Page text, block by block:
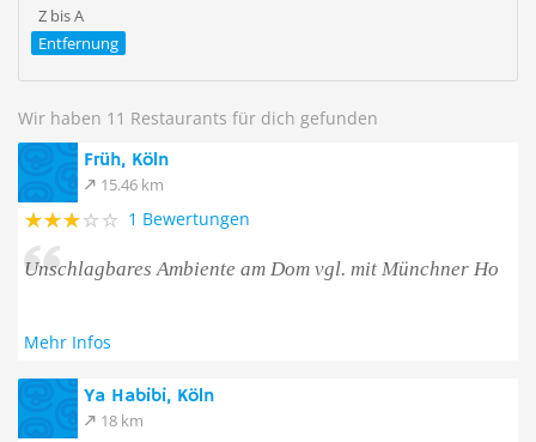
Z bis A
Entfernung
Wir haben 11 Restaurants für dich gefunden
Früh, Köln
15.46 km
1 Bewertungen
Unschlagbares Ambiente am Dom vgl. mit Münchner Ho
Mehr Infos
Ya Habibi, Köln
18 km